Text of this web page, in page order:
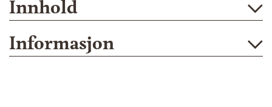
Innhold
Informasjon